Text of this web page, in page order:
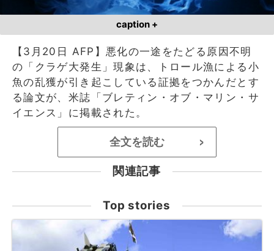
caption +
【3月20日 AFP】悪化の一途をたどる原因不明
の「クラゲ大発生」現象は、トロール漁による小
魚の乱獲が引き起こしている証拠をつかんだとす
る論文が、米誌「ブレティン・オブ・マリン・サ
イエンス」に掲載された。
全文を読む >
関連記事
Top stories